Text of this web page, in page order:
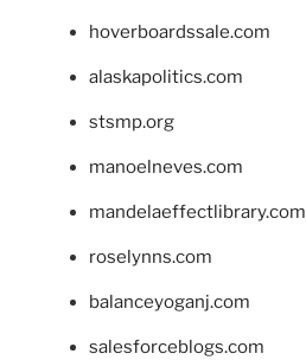
hoverboardssale.com
alaskapolitics.com
stsmp.org
manoelneves.com
mandelaeffectlibrary.com
roselynns.com
balanceyoganj.com
salesforceblogs.com